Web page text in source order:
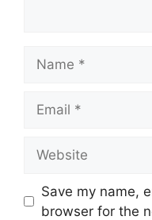
Save my name,
browser for the